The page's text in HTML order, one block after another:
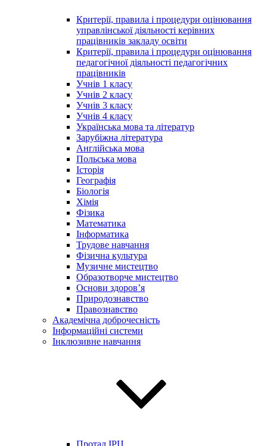
Критерії, правила і процедури оцінювання
управлінської діяльності керівних
працівників закладу освіти
Критерії, правила і процедури оцінювання
педагогічної діяльності педагогічних
працівників
Учнів 1 класу
Учнів 2 класу
Учнів 3 класу
Учнів 4 класу
Українська мова та літератур
Зарубіжна література
Англійська мова
Польська мова
Історія
Географія
Біологія
Хімія
Фізика
Математика
Інформатика
Трудове навчання
Фізична культура
Музичне мистецтво
Образотворче мистецтво
Основи здоров’я
Природознавство
Правознавство
Академічна доброчесність
Інформаційні системи
Інклюзивне навчання
Протал ІРЦ